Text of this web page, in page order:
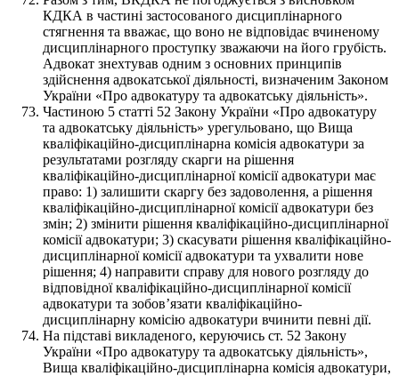
КДКА в частині застосованого дисциплінарного
стягнення та вважає, що воно не відповідає вчиненому
дисциплінарного проступку зважаючи на його грубість.
Адвокат знехтував одним з основних принципів
здійснення адвокатської діяльності, визначеним Законом
України «Про адвокатуру та адвокатську діяльність».
Частиною 5 статті 52 Закону України «Про адвокатуру
та адвокатську діяльність» урегульовано, що Вища
кваліфікаційно-дисциплінарна комісія адвокатури за
результатами розгляду скарги на рішення
кваліфікаційно-дисциплінарної комісії адвокатури має
право: 1) залишити скаргу без задоволення, а рішення
кваліфікаційно-дисциплінарної комісії адвокатури без
змін; 2) змінити рішення кваліфікаційно-дисциплінарної
комісії адвокатури; 3) скасувати рішення кваліфікаційно-
дисциплінарної комісії адвокатури та ухвалити нове
рішення; 4) направити справу для нового розгляду до
відповідної кваліфікаційно-дисциплінарної комісії
адвокатури та зобов’язати кваліфікаційно-
дисциплінарну комісію адвокатури вчинити певні дії.
На підставі викладеного, керуючись ст. 52 Закону
України «Про адвокатуру та адвокатську діяльність»,
Вища кваліфікаційно-дисциплінарна комісія адвокатури,